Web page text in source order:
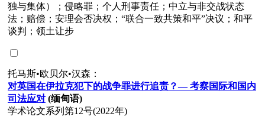
独与集体）；侵略罪；个人刑事责任；中立与非交战状态
法；赔偿；安理会否决权；“联合一致共策和平”决议；和平
谈判；领土让步
托马斯•欧贝尔•汉森：
对英国在伊拉克犯下的战争罪进行追责 ？—考察国 际和国内
司法应对 (缅甸语)
学术论文系列第12号(2022年)